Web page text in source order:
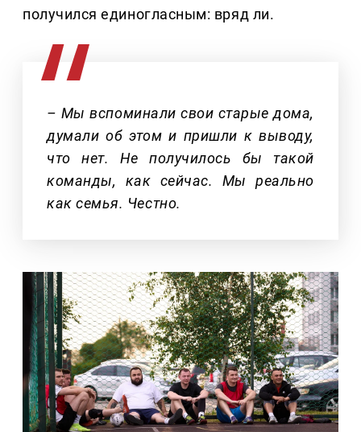
получился единогласным: вряд ли.
– Мы вспоминали свои старые дома,
думали об этом и пришли к выводу,
что нет. Не получилось бы такой
команды, как сейчас. Мы реально
как семья. Честно.